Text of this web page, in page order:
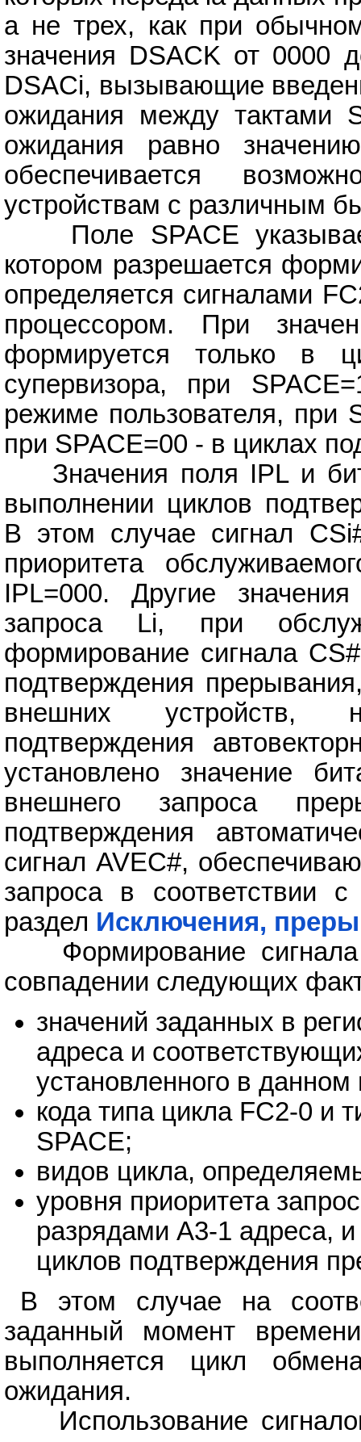
а не трех, как при
значения DSACK от 0000
DSACi, вызывающие
ожидания между тактами
ожидания равно
обеспечивается
устройствам с различным
Поле SPACE
котором разрешается
определяется сигналами
процессором. При
формируется только в
супервизора, при
режиме пользователя, при
при SPACE=00 - в циклах
Значения поля IPL и
выполнении циклов
В этом случае сигнал
приоритета
IPL=000. Другие
запроса Li, при
формирование сигнала
подтверждения
внешних устройств,
подтверждения
установлено значение
внешнего запроса
подтверждения
сигнал AVEC#,
запроса в соответствии
раздел Исключения,
Формирование сигнала
совпадении следующих
значений заданных в
адреса и
установленного в данном
кода типа цикла FC2-0 и
SPACE;
видов цикла,
уровня приоритета
разрядами A3-1 адреса,
циклов подтверждения
В этом случае на
заданный момент
выполняется цикл
ожидания.
Использование